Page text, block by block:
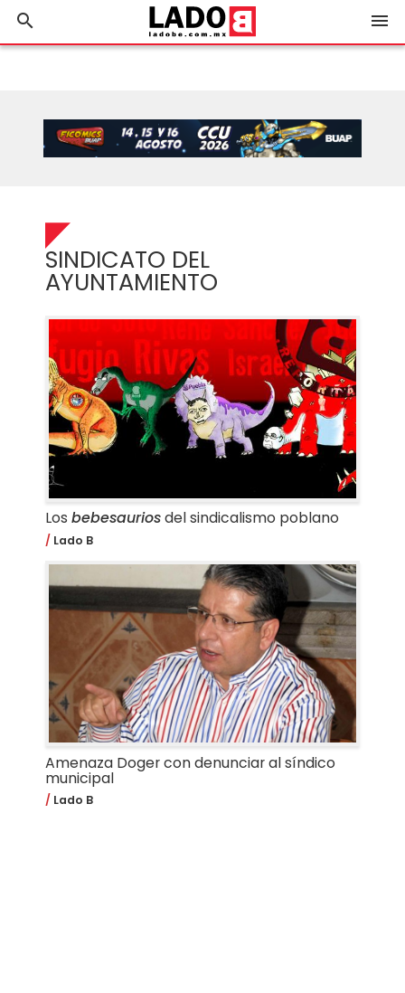
search menu
SINDICATO DEL
AYUNTAMIENTO
Los bebesauriosdel sindicalismo poblano
Lado B
Amenaza Doger con denunciar al síndico
municipal
Lado B